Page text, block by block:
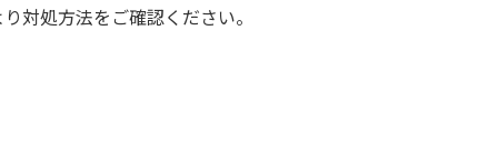
対処方法をご確認ください。